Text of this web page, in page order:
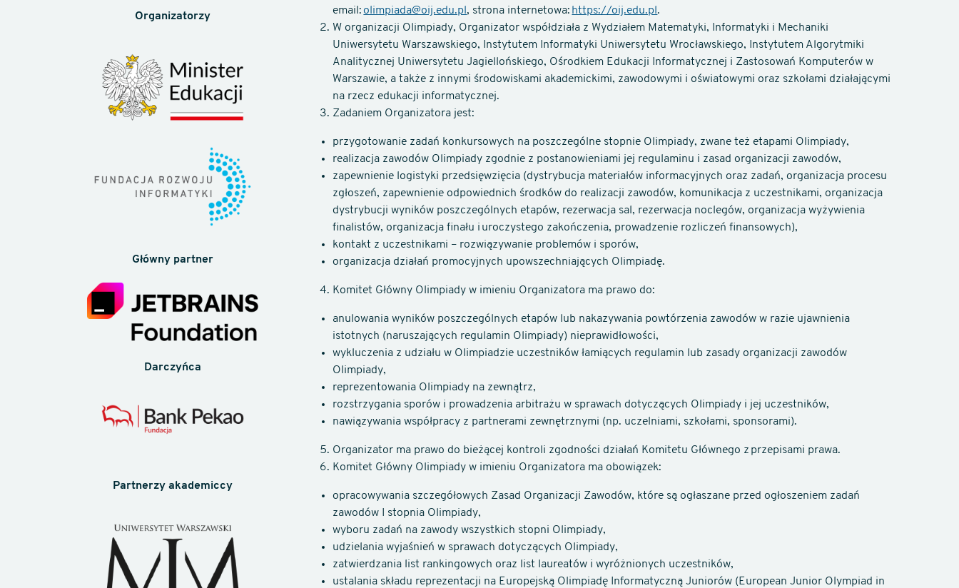
email: olimpiada@oij.edu.pl , strona internetowa: https://oij.edu.pl .
W organizacji Olimpiady, Organizator współdziała z Wydziałem Matematyki, Informatyki i Mechaniki
Uniwersytetu Warszawskiego, Instytutem Informatyki Uniwersytetu Wrocławskiego, Instytutem Algorytmiki
Analitycznej Uniwersytetu Jagiellońskiego, Ośrodkiem Edukacji Informatycznej i Zastosowań Komputerów w
Warszawie, a także z innymi środowiskami akademickimi, zawodowymi i oświatowymi oraz szkołami działającymi
na rzecz edukacji informatycznej.
Zadaniem Organizatora jest:
przygotowanie zadań konkursowych na poszczególne stopnie Olimpiady, zwane też etapami Olimpiady,
realizacja zawodów Olimpiady zgodnie z postanowieniami jej regulaminu i zasad organizacji zawodów,
zapewnienie logistyki przedsięwzięcia (dystrybucja materiałów informacyjnych oraz zadań, organizacja procesu
zgłoszeń, zapewnienie odpowiednich środków do realizacji zawodów, komunikacja z uczestnikami, organizacja
dystrybucji wyników poszczególnych etapów, rezerwacja sal, rezerwacja noclegów, organizacja wyżywienia
finalistów, organizacja finału i uroczystego zakończenia, prowadzenie rozliczeń finansowych),
kontakt z uczestnikami – rozwiązywanie problemów i sporów,
organizacja działań promocyjnych upowszechniających Olimpiadę.
Komitet Główny Olimpiady w imieniu Organizatora ma prawo do:
anulowania wyników poszczególnych etapów lub nakazywania powtórzenia zawodów w razie ujawnienia
istotnych (naruszających regulamin Olimpiady) nieprawidłowości,
wykluczenia z udziału w Olimpiadzie uczestników łamiących regulamin lub zasady organizacji zawodów
Olimpiady,
reprezentowania Olimpiady na zewnątrz,
rozstrzygania sporów i prowadzenia arbitrażu w sprawach dotyczących Olimpiady i jej uczestników,
nawiązywania współpracy z partnerami zewnętrznymi (np. uczelniami, szkołami, sponsorami).
Organizator ma prawo do bieżącej kontroli zgodności działań Komitetu Głównego z przepisami prawa.
Komitet Główny Olimpiady w imieniu Organizatora ma obowiązek:
opracowywania szczegółowych Zasad Organizacji Zawodów, które są ogłaszane przed ogłoszeniem zadań
zawodów I stopnia Olimpiady,
wyboru zadań na zawody wszystkich stopni Olimpiady,
udzielania wyjaśnień w sprawach dotyczących Olimpiady,
zatwierdzania list rankingowych oraz list laureatów i wyróżnionych uczestników,
ustalania składu reprezentacji na Europejską Olimpiadę Informatyczną Juniorów (European Junior Olympiad in
Organizatorzy
Główny partner
Darczyńca
Partnerzy akademiccy